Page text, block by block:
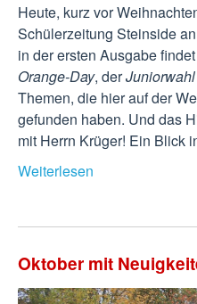
Heute, kurz vor
Schülerzeitung Steinside
in der ersten Ausgabe
Orange-Day, derJuniorwahl
Themen, die hier auf der
gefunden haben. Und das
mit Herrn Krüger! Ein Blick
Weiterlesen
Oktober mit